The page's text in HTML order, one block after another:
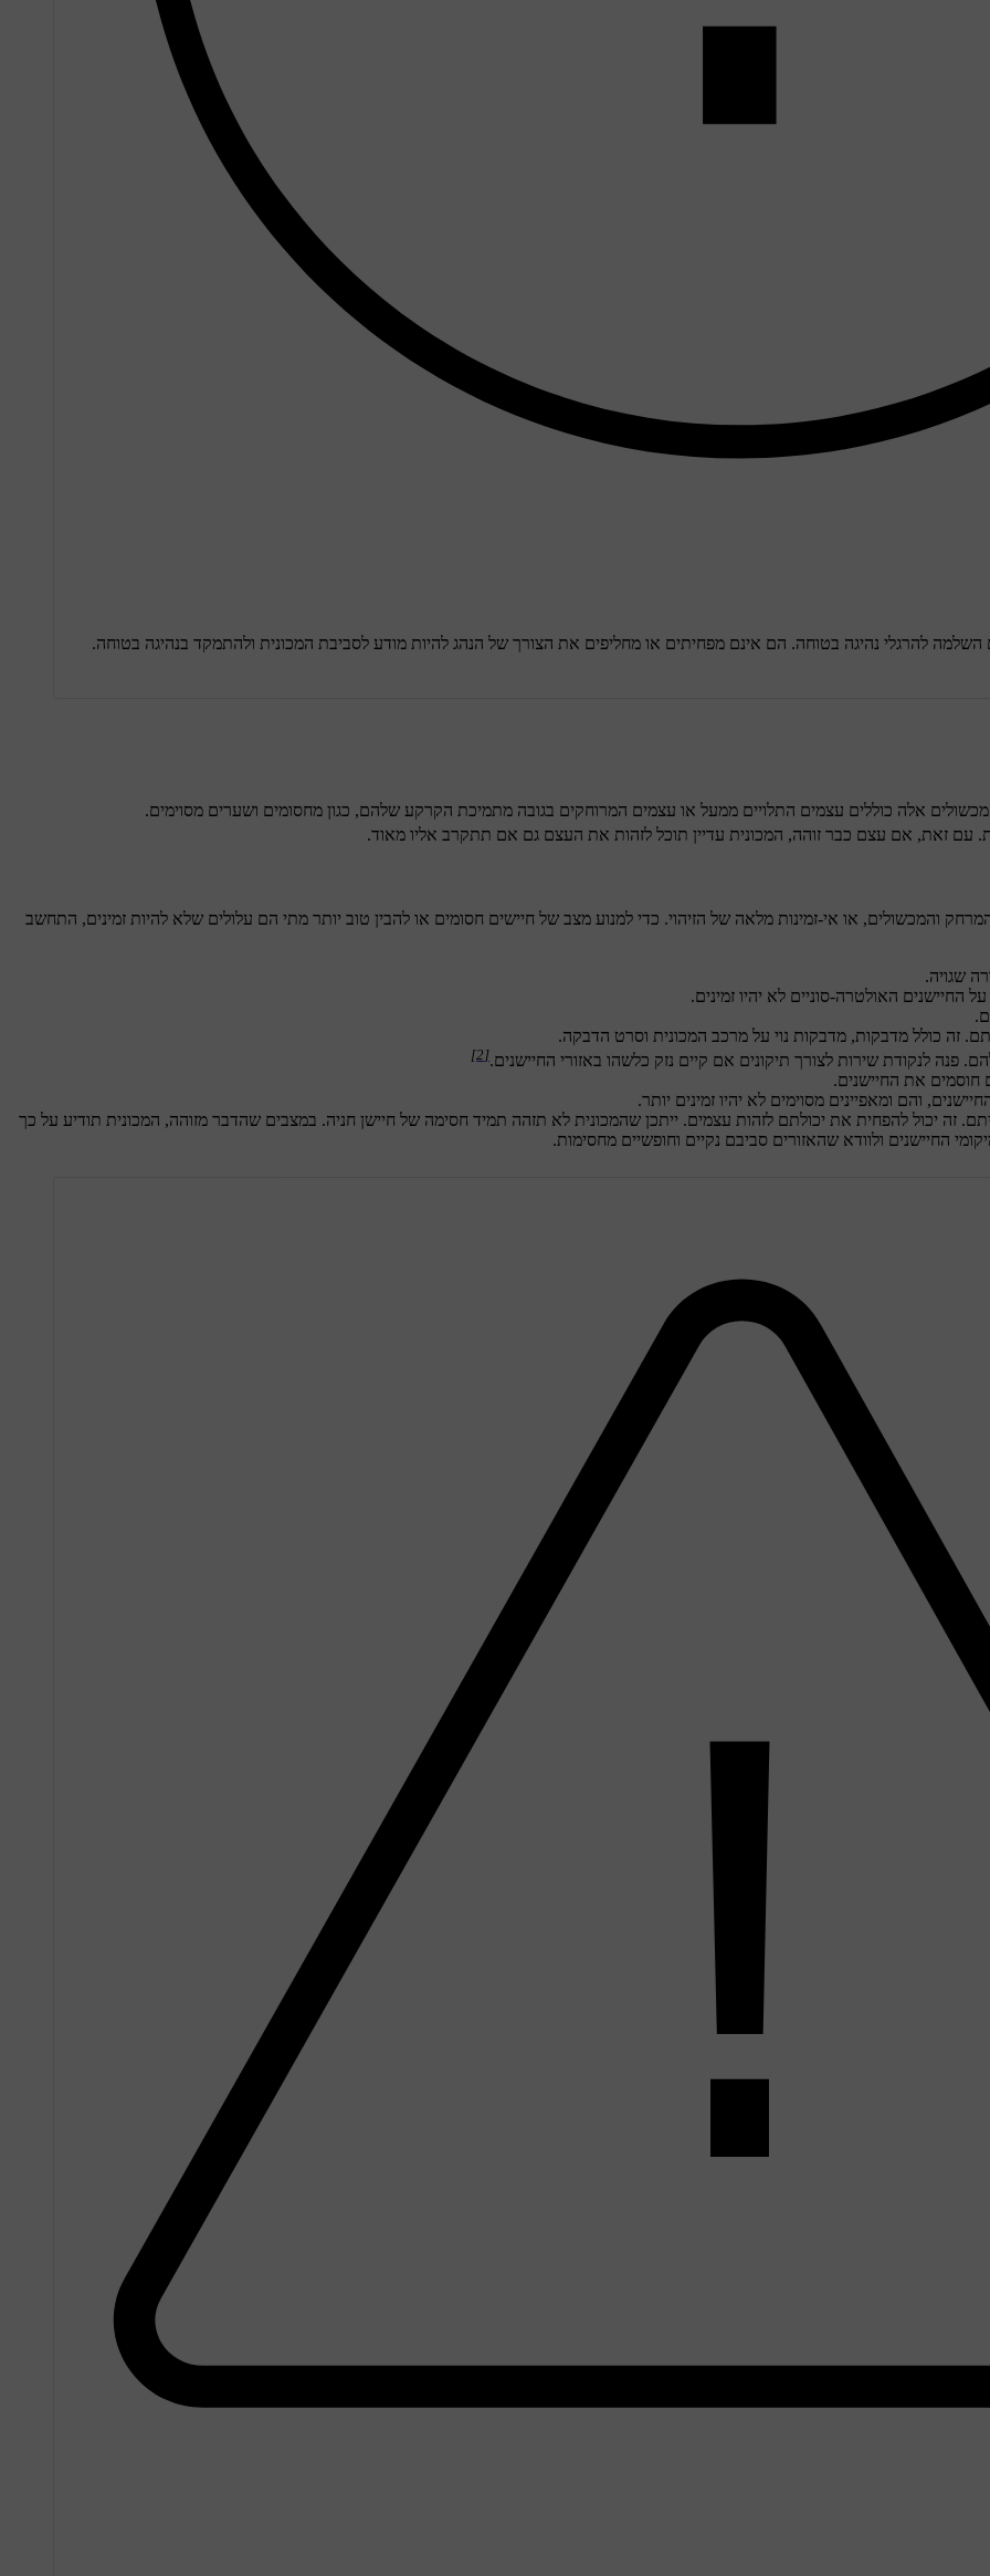
להרגלי נהיגה בטוחה. הם אינם מפחיתים או מחליפים את הצורך של הנהג להיות מודע לסביבת המכונית ולהתמקד בנהיגה בטוחה.
מכשולים אלה כוללים עצמים התלויים ממעל או עצמים המרוחקים בגובה מתמיכת הקרקע שלהם, כגון מחסומים ושערים מסוימים.
עם זאת, אם עצם כבר זוהה, המכונית עדיין תוכל לזהות את העצם גם אם תתקרב אליו מאוד.
והמכשולים, או אי-זמינות מלאה של הזיהוי. כדי למנוע מצב של חיישים חסומים או להבין טוב יותר מתי הם עלולים שלא להיות זמינים, התחשב
שגויה.
החיישנים האולטרה-סוניים לא יהיו זמינים.
זה כולל מדבקות, מדבקות נוי על מרכב המכונית וסרט הדבקה.
פנה לנקודת שירות לצורך תיקונים אם קיים נזק כלשהו באזורי החיישנים.[2]
חוסמים את החיישנים.
והם ומאפיינים מסוימים לא יהיו זמינים יותר.
זה יכול להפחית את יכולתם לזהות עצמים. ייתכן שהמכונית לא תזהה תמיד חסימה של חיישן חניה. במצבים שהדבר מזוהה, המכונית תודיע על כך
החיישנים ולוודא שהאזורים סביבם נקיים וחופשיים מחסימות.